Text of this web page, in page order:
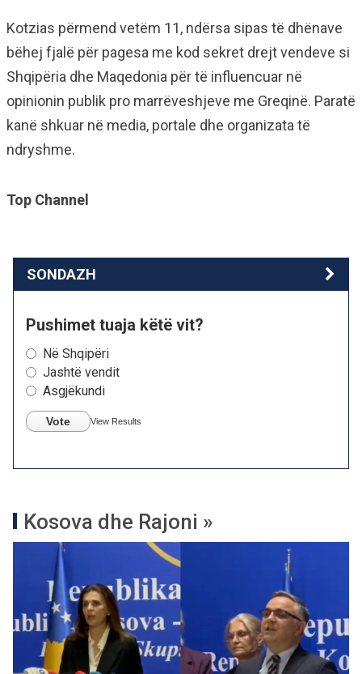
Kotzias përmend vetëm 11, ndërsa sipas të dhënave
bëhej fjalë për pagesa me kod sekret drejt vendeve si
Shqipëria dhe Maqedonia për të influencuar në
opinionin publik pro marrëveshjeve me Greqinë. Paratë
kanë shkuar në media, portale dhe organizata të
ndryshme.
Top Channel
SONDAZH
Pushimet tuaja këtë vit?
Në Shqipëri
Jashtë vendit
Asgjëkundi
Vote View Results
Kosova dhe Rajoni »